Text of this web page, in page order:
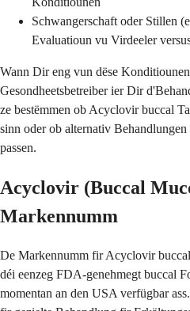
Schwangerschaft oder Stillen
Evaluatioun vu Virdeeler
Wann Dir eng vun dëse
Gesondheetsbetreiber ier Dir
ze bestëmmen ob Acyclovir buccal
sinn oder ob alternativ
passen.
Acyclovir (Buccal
Markennumm
De Markennumm fir Acyclovir
déi eenzeg FDA-genehmegt buccal
momentan an den USA verfügbar